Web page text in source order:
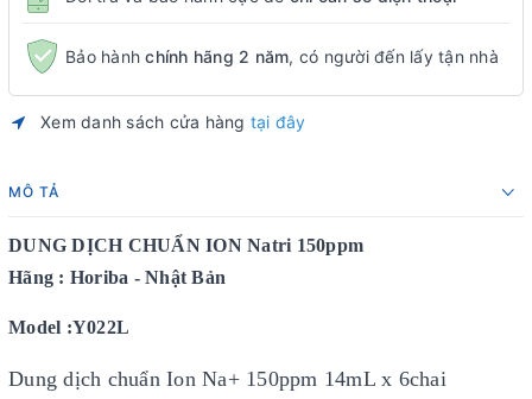
Bảo hànhchính hãng 2 năm, có người đến lấy tận nhà
Xem danh sách cửa hàng tại đây
MÔ TẢ
DUNG DỊCH CHUẨN ION Natri 150ppm
Hãng : Horiba - Nhật Bản
Model :Y022L
Dung dịch chuẩn Ion Na+ 150ppm 14mL x 6chai